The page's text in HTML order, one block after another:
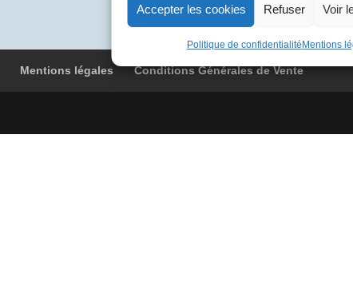
Accepter les cookies Refuser Voir
Politique de confidentialité Mentions
Londres
Mentions légales Conditions Générales de Vente